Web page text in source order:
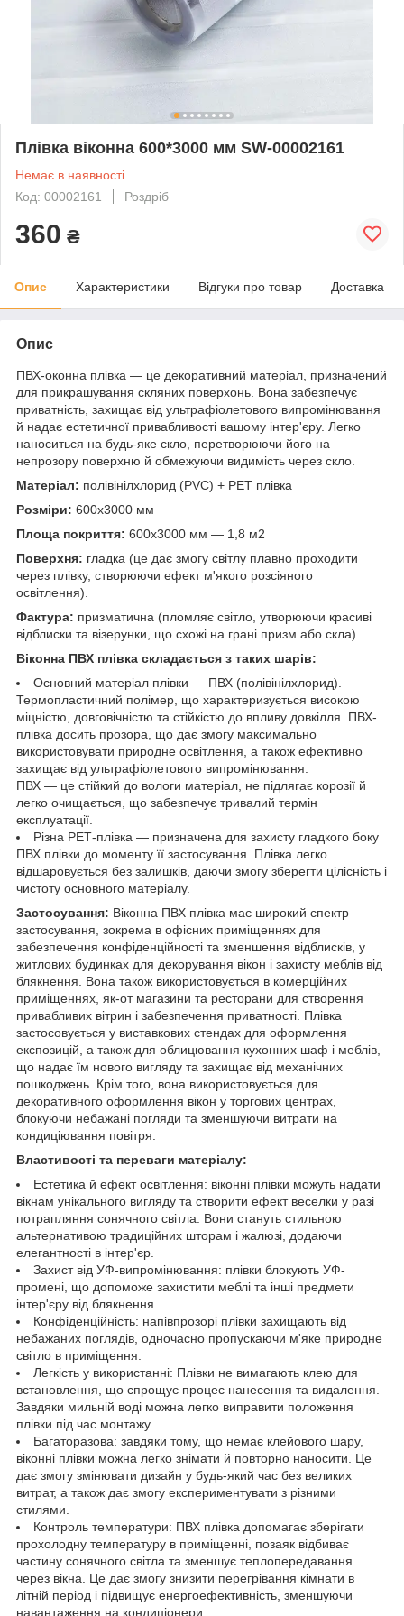
Плівка віконна 600*3000 мм SW-00002161
Немає в наявності
Код: 00002161
Роздріб
360 ₴
Опис Характеристики Відгуки про товар Доставка
Опис
ПВХ-оконна плівка — це декоративний матеріал, призначений
для прикрашування скляних поверхонь. Вона забезпечує
приватність, захищає від ультрафіолетового випромінювання
й надає естетичної привабливості вашому інтер'єру. Легко
наноситься на будь-яке скло, перетворюючи його на
непрозору поверхню й обмежуючи видимість через скло.
Матеріал: полівінілхлорид (PVC) + РЕТ плівка
Розміри: 600х3000 мм
Площа покриття: 600х3000 мм — 1,8 м2
Поверхня: гладка (це дає змогу світлу плавно проходити
через плівку, створюючи ефект м'якого розсіяного
освітлення).
Фактура: призматична (пломляє світло, утворюючи красиві
відблиски та візерунки, що схожі на грані призм або скла).
Віконна ПВХ плівка складається з таких шарів:
Основний матеріал плівки — ПВХ (полівінілхлорид).
Термопластичний полімер, що характеризується високою
міцністю, довговічністю та стійкістю до впливу довкілля. ПВХ-
плівка досить прозора, що дає змогу максимально
використовувати природне освітлення, а також ефективно
захищає від ультрафіолетового випромінювання.
ПВХ — це стійкий до вологи матеріал, не підлягає корозії й
легко очищається, що забезпечує тривалий термін
експлуатації.
Різна РЕТ-плівка — призначена для захисту гладкого боку
ПВХ плівки до моменту її застосування. Плівка легко
відшаровується без залишків, даючи змогу зберегти цілісність і
чистоту основного матеріалу.
Застосування: Віконна ПВХ плівка має широкий спектр
застосування, зокрема в офісних приміщеннях для
забезпечення конфіденційності та зменшення відблисків, у
житлових будинках для декорування вікон і захисту меблів від
блякнення. Вона також використовується в комерційних
приміщеннях, як-от магазини та ресторани для створення
привабливих вітрин і забезпечення приватності. Плівка
застосовується у виставкових стендах для оформлення
експозицій, а також для облицювання кухонних шаф і меблів,
що надає їм нового вигляду та захищає від механічних
пошкоджень. Крім того, вона використовується для
декоративного оформлення вікон у торгових центрах,
блокуючи небажані погляди та зменшуючи витрати на
кондиціювання повітря.
Властивості та переваги матеріалу:
Естетика й ефект освітлення: віконні плівки можуть надати
вікнам унікального вигляду та створити ефект веселки у разі
потрапляння сонячного світла. Вони стануть стильною
альтернативою традиційних шторам і жалюзі, додаючи
елегантності в інтер'єр.
Захист від УФ-випромінювання: плівки блокують УФ-
промені, що допоможе захистити меблі та інші предмети
інтер'єру від блякнення.
Конфіденційність: напівпрозорі плівки захищають від
небажаних поглядів, одночасно пропускаючи м'яке природне
світло в приміщення.
Легкість у використанні: Плівки не вимагають клею для
встановлення, що спрощує процес нанесення та видалення.
Завдяки мильній воді можна легко виправити положення
плівки під час монтажу.
Багаторазова: завдяки тому, що немає клейового шару,
віконні плівки можна легко знімати й повторно наносити. Це
дає змогу змінювати дизайн у будь-який час без великих
витрат, а також дає змогу експериментувати з різними
стилями.
Контроль температури: ПВХ плівка допомагає зберігати
прохолодну температуру в приміщенні, позаяк відбиває
частину сонячного світла та зменшує теплопередавання
через вікна. Це дає змогу знизити перегрівання кімнати в
літній період і підвищує енергоефективність, зменшуючи
навантаження на кондиціонери.